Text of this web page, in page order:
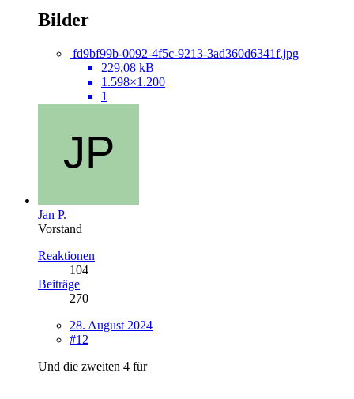
Bilder
fd9bf99b-0092-4f5c-9213-3ad360d6341f.jpg
229,08 kB
1.598×1.200
1
Jan P.
Vorstand
Reaktionen
104
Beiträge
270
28. August 2024
#12
Und die zweiten 4 für